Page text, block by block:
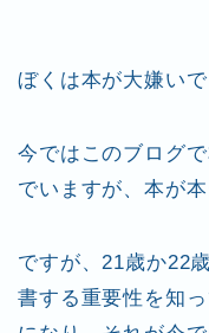
o
o
k
ぼくは本が大嫌いで
今ではこのブログ
でいますが、本が
ですが、21歳か22
書する重要性を知